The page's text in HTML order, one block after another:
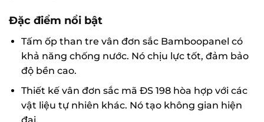
Đặc điểm nổi bật
Tấm ốp than tre vân đơn sắc Bamboopanel có
khả năng chống nước. Nó chịu lực tốt, đảm bảo
độ bền cao.
Thiết kế vân đơn sắc mã ĐS 198 hòa hợp với các
vật liệu tự nhiên khác. Nó tạo không gian hiện